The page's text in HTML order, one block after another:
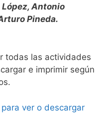
López, Antonio
Pineda.
todas las actividades
e imprimir según
ver o descargar